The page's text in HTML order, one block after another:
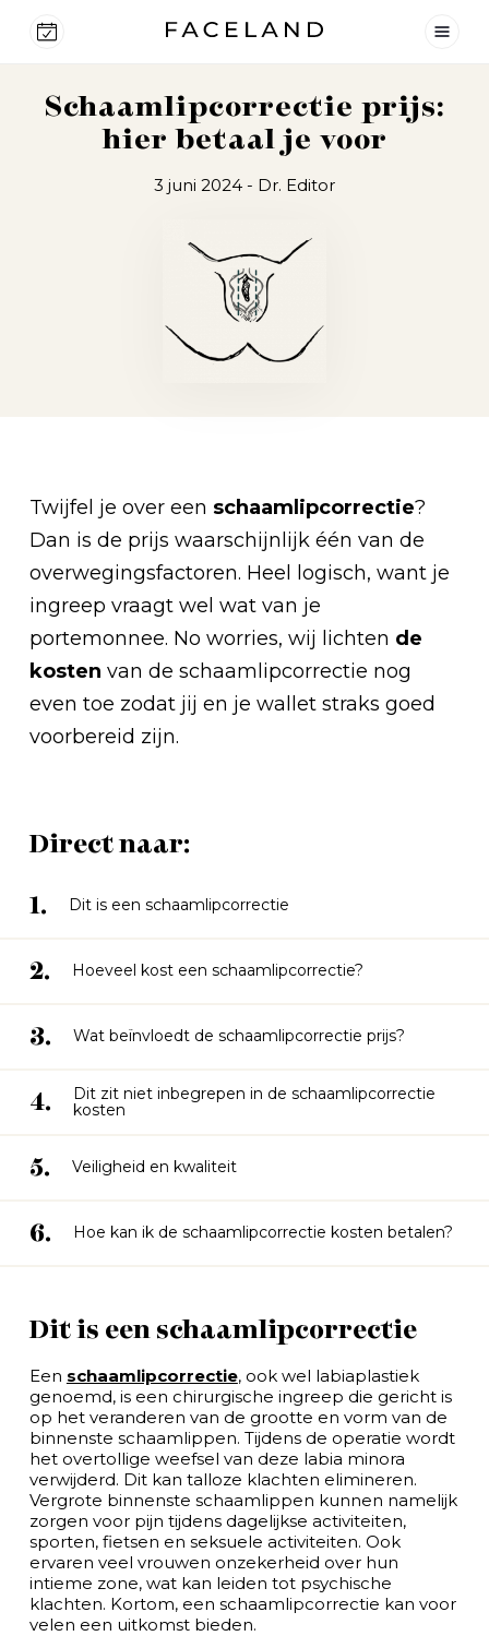
Schaamlipcorrectie prijs:
hier betaal je voor
3 juni 2024 - Dr. Editor
Twijfel je over een schaamlipcorrectie?
Dan is de prijs waarschijnlijk één van de
overwegingsfactoren. Heel logisch, want je
ingreep vraagt wel wat van je
portemonnee. No worries, wij lichten de
kosten van de schaamlipcorrectie nog
even toe zodat jij en je wallet straks goed
voorbereid zijn.
Direct naar:
1.
Dit is een schaamlipcorrectie
2. Hoeveel kost een schaamlipcorrectie?
3. Wat beïnvloedt de schaamlipcorrectie prijs?
4.
Dit zit niet inbegrepen in de schaamlipcorrectie
kosten
5. Veiligheid en kwaliteit
6. Hoe kan ik de schaamlipcorrectie kosten betalen?
Dit is een schaamlipcorrectie
Een schaamlipcorrectie, ook wel labiaplastiek
genoemd, is een chirurgische ingreep die gericht is
op het veranderen van de grootte en vorm van de
binnenste schaamlippen. Tijdens de operatie wordt
het overtollige weefsel van deze labia minora
verwijderd. Dit kan talloze klachten elimineren.
Vergrote binnenste schaamlippen kunnen namelijk
zorgen voor pijn tijdens dagelijkse activiteiten,
sporten, fietsen en seksuele activiteiten. Ook
ervaren veel vrouwen onzekerheid over hun
intieme zone, wat kan leiden tot psychische
klachten. Kortom, een schaamlipcorrectie kan voor
velen een uitkomst bieden.